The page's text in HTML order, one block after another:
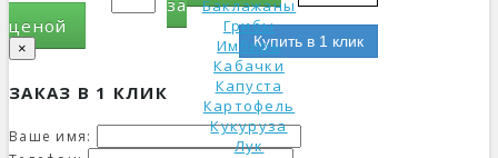
Баклажаны
Грибы
Имбирь
Кабачки
Капуста
Картофель
Кукуруза
Лук
Купить в 1 клик
ценой
×
ЗАКАЗ В 1 КЛИК
Ваше имя: